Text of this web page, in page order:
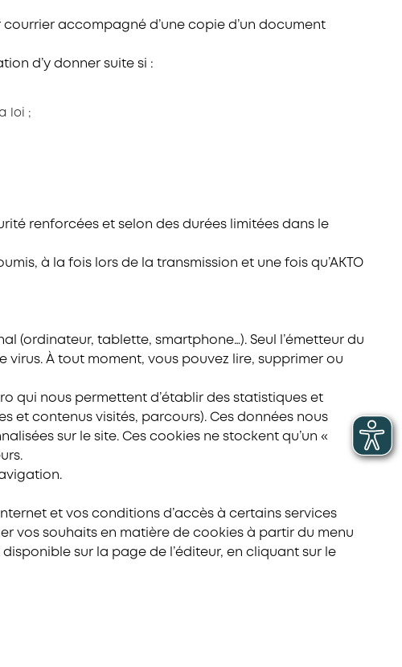
accompagné d’une copie d’un document
d’y donner suite si :
loi ;
renforcées et selon des durées limitées dans le
à la fois lors de la transmission et une fois qu’AKTO
(ordinateur, tablette, smartphone…). Seul l’émetteur du
À tout moment, vous pouvez lire, supprimer ou
qui nous permettent d’établir des statistiques et
et contenus visités, parcours). Ces données nous
sur le site. Ces cookies ne stockent qu’un «
et vos conditions d’accès à certains services
vos souhaits en matière de cookies à partir du menu
sur la page de l’éditeur, en cliquant sur le